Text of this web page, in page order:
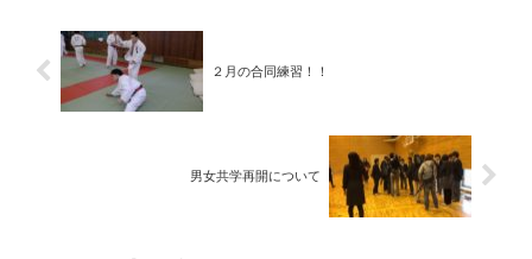
２月の合同練習！！
男女共学再開について